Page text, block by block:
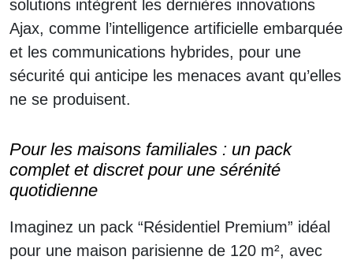
solutions intègrent les dernières innovations
Ajax, comme l’intelligence artificielle embarquée
et les communications hybrides, pour une
sécurité qui anticipe les menaces avant qu’elles
ne se produisent.
Pour les maisons familiales : un pack
complet et discret pour une sérénité
quotidienne
Imaginez un pack “Résidentiel Premium” idéal
pour une maison parisienne de 120 m², avec